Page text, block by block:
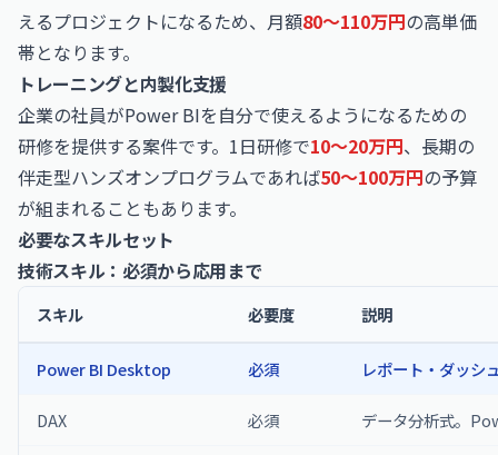
えるプロジェクトになるため、月額80〜110万円の高単価
帯となります。
トレーニングと内製化支援
企業の社員がPower BIを自分で使えるようになるための
研修を提供する案件です。1日研修で10〜20万円、長期の
伴走型ハンズオンプログラムであれば50〜100万円の予算
が組まれることもあります。
必要なスキルセット
技術スキル：必須から応用まで
スキル 必要度 説明
Power BI Desktop 必須 レポート・ダッシ
DAX 必須 データ分析式。